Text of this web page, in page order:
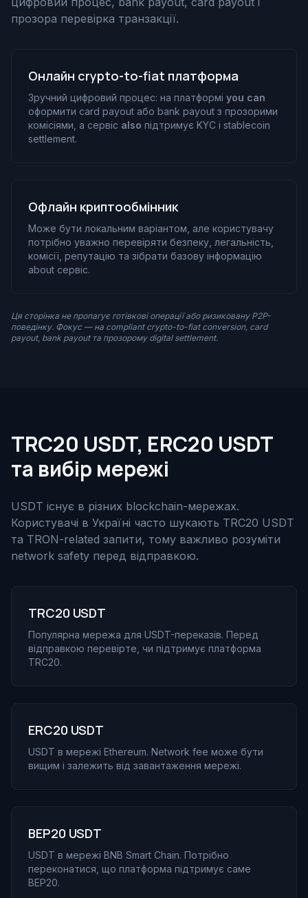
прозора перевірка транзакції.
Онлайн crypto-to-fiat платформа
Зручний цифровий процес: на платформі you can
оформити card payout або bank payout з прозорими
комісіями, а сервіс also підтримує KYC і stablecoin
settlement.
Офлайн криптообмінник
Може бути локальним варіантом, але користувачу
потрібно уважно перевіряти безпеку, легальність,
комісії, репутацію та зібрати базову інформацію
about сервіс.
Ця сторінка не пропагує готівкові операції або ризиковану P2P-
поведінку. Фокус — на compliant crypto-to-fiat conversion, card
payout, bank payout та прозорому digital settlement.
TRC20 USDT, ERC20 USDT
та вибір мережі
USDT існує в різних blockchain-мережах.
Користувачі в Україні часто шукають TRC20 USDT
та TRON-related запити, тому важливо розуміти
network safety перед відправкою.
TRC20 USDT
Популярна мережа для USDT-переказів. Перед
відправкою перевірте, чи підтримує платформа
TRC20.
ERC20 USDT
USDT в мережі Ethereum. Network fee може бути
вищим і залежить від завантаження мережі.
BEP20 USDT
USDT в мережі BNB Smart Chain. Потрібно
переконатися, що платформа підтримує саме
BEP20.